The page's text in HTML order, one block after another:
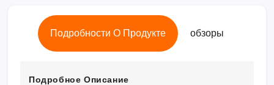
Подробности О Продукте обзоры
Подробное Описание